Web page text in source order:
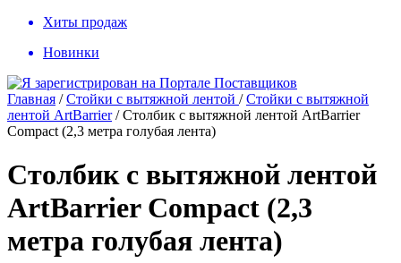
Хиты продаж
Новинки
Главная /Стойки с вытяжной лентой /Стойки с вытяжной
лентой ArtBarrier/Столбик с вытяжной лентой ArtBarrier
Соmpact (2,3 метра голубая лента)
Столбик с вытяжной лентой
ArtBarrier Соmpact (2,3
метра голубая лента)